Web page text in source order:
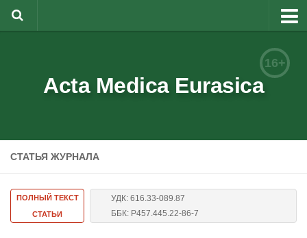
Редакционная коллегия
Бланки документов
16+
Acta Medica Eurasica
СТАТЬЯ ЖУРНАЛА
ПОЛНЫЙ ТЕКСТ
СТАТЬИ
УДК: 616.33-089.87
ББК: Р457.445.22-86-7